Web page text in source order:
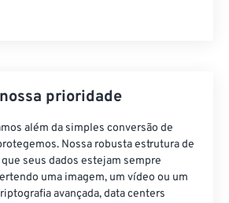
prioridade
além da simples conversão de
Nossa robusta estrutura de
seus dados estejam sempre
uma imagem, um vídeo ou um
avançada, data centers